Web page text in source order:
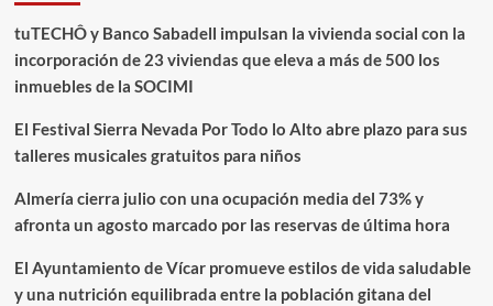
tuTECHÔ y Banco Sabadell impulsan la vivienda social con la
incorporación de 23 viviendas que eleva a más de 500 los
inmuebles de la SOCIMI
El Festival Sierra Nevada Por Todo lo Alto abre plazo para sus
talleres musicales gratuitos para niños
Almería cierra julio con una ocupación media del 73% y
afronta un agosto marcado por las reservas de última hora
El Ayuntamiento de Vícar promueve estilos de vida saludable
y una nutrición equilibrada entre la población gitana del